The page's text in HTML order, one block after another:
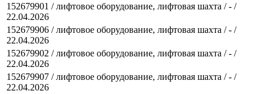
152679901 / лифтовое оборудование, лифтовая шахта / - /
22.04.2026
152679906 / лифтовое оборудование, лифтовая шахта / - /
22.04.2026
152679902 / лифтовое оборудование, лифтовая шахта / - /
22.04.2026
152679907 / лифтовое оборудование, лифтовая шахта / - /
22.04.2026